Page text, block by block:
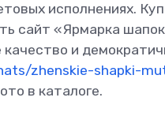
исполнениях.
сайт «Ярмарка
и
zhenskie-shapki-
в каталоге.